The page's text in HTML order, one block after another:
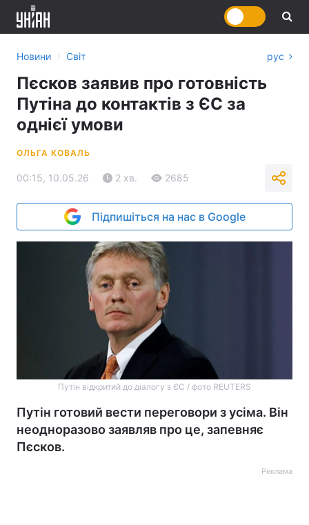
Новини › Світ рус
Пєсков заявив про готовність
Путіна до контактів з ЄС за
однієї умови
ОЛЬГА КОВАЛЬ
00:15, 10.05.26 2 хв. 2685
Підпишіться на нас в Google
Путін відкритий до діалогу з ЄС / фото REUTERS
Путін готовий вести переговори з усіма. Він
неодноразово заявляв про це, запевняє
Пєсков.
Реклама